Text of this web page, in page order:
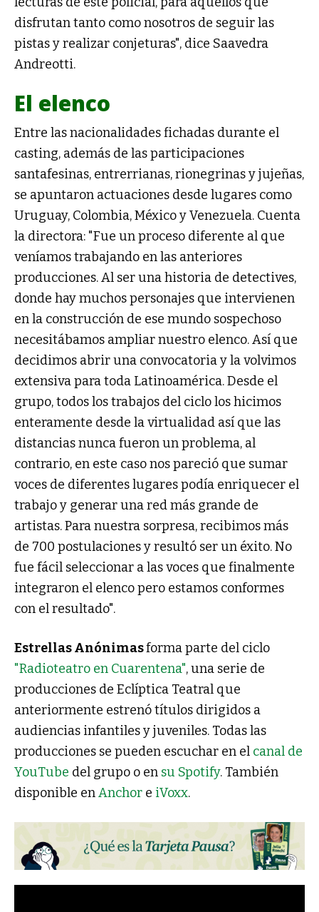
disfrutan tanto como nosotros de seguir las
pistas y realizar conjeturas", dice Saavedra
Andreotti.
El elenco
Entre las nacionalidades fichadas durante el
casting, además de las participaciones
santafesinas, entrerrianas, rionegrinas y jujeñas,
se apuntaron actuaciones desde lugares como
Uruguay, Colombia, México y Venezuela. Cuenta
la directora: "Fue un proceso diferente al que
veníamos trabajando en las anteriores
producciones. Al ser una historia de detectives,
donde hay muchos personajes que intervienen
en la construcción de ese mundo sospechoso
necesitábamos ampliar nuestro elenco. Así que
decidimos abrir una convocatoria y la volvimos
extensiva para toda Latinoamérica. Desde el
grupo, todos los trabajos del ciclo los hicimos
enteramente desde la virtualidad así que las
distancias nunca fueron un problema, al
contrario, en este caso nos pareció que sumar
voces de diferentes lugares podía enriquecer el
trabajo y generar una red más grande de
artistas. Para nuestra sorpresa, recibimos más
de 700 postulaciones y resultó ser un éxito. No
fue fácil seleccionar a las voces que finalmente
integraron el elenco pero estamos conformes
con el resultado".
Estrellas Anónimasforma parte del ciclo
"Radioteatro en Cuarentena", una serie de
producciones de Eclíptica Teatral que
anteriormente estrenó títulos dirigidos a
audiencias infantiles y juveniles. Todas las
producciones se pueden escuchar en el canal de
YouTube del grupo o en su Spotify. También
disponible enAnchor e iVoxx.